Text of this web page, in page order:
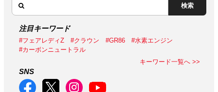
検索
注目キーワード
#フェアレディZ #クラウン #GR86
#水素エンジン
#カーボンニュートラル
キーワード一覧へ >>
SNS